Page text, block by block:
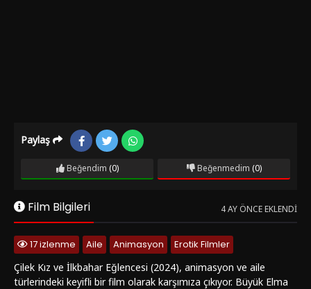
Paylaş
Beğendim (0) Beğenmedim (0)
Film Bilgileri 4 AY ÖNCE EKLENDI
17 izlenme Aile Animasyon
Erotik Filmler
Çilek Kız ve İlkbahar Eğlencesi (2024), animasyon ve aile
türlerindeki keyifli bir film olarak karşımıza çıkıyor. Büyük Elma